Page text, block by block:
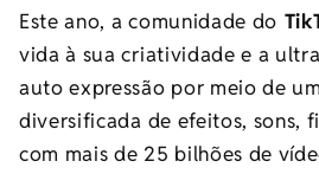
Este ano, a comunidade do
vida à sua criatividade e a
auto expressão por meio de
diversificada de efeitos, sons,
com mais de 25 bilhões de